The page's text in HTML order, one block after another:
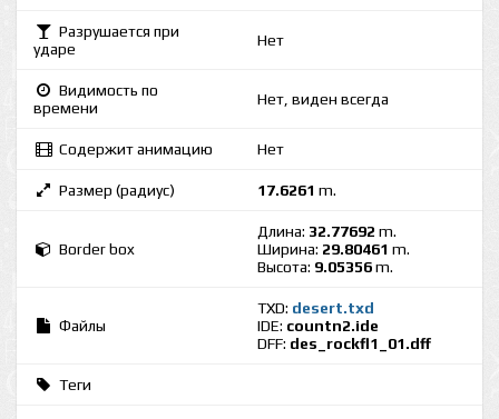
Разрушается при
ударе
Нет
Видимость по
времени
Нет, виден всегда
Содержит анимацию Нет
Размер (радиус) 17.6261 m.
Border box
Длина: 32.77692 m.
Ширина: 29.80461 m.
Высота: 9.05356m.
Файлы
TXD: desert.txd
IDE: countn2.ide
DFF: des_rockfl1_01.dff
Теги